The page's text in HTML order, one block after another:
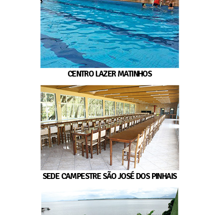
CENTRO LAZER MATINHOS
SEDE CAMPESTRE SÃO JOSÉ DOS PINHAIS